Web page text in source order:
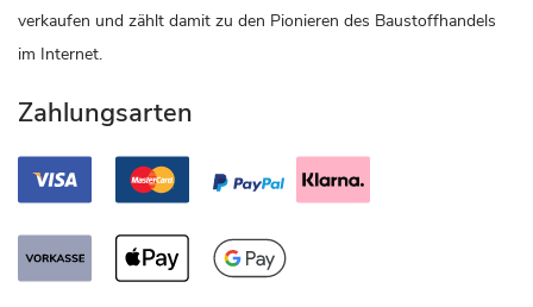
verkaufen und zählt damit zu den Pionieren des Baustoffhandels
im Internet.
Zahlungsarten